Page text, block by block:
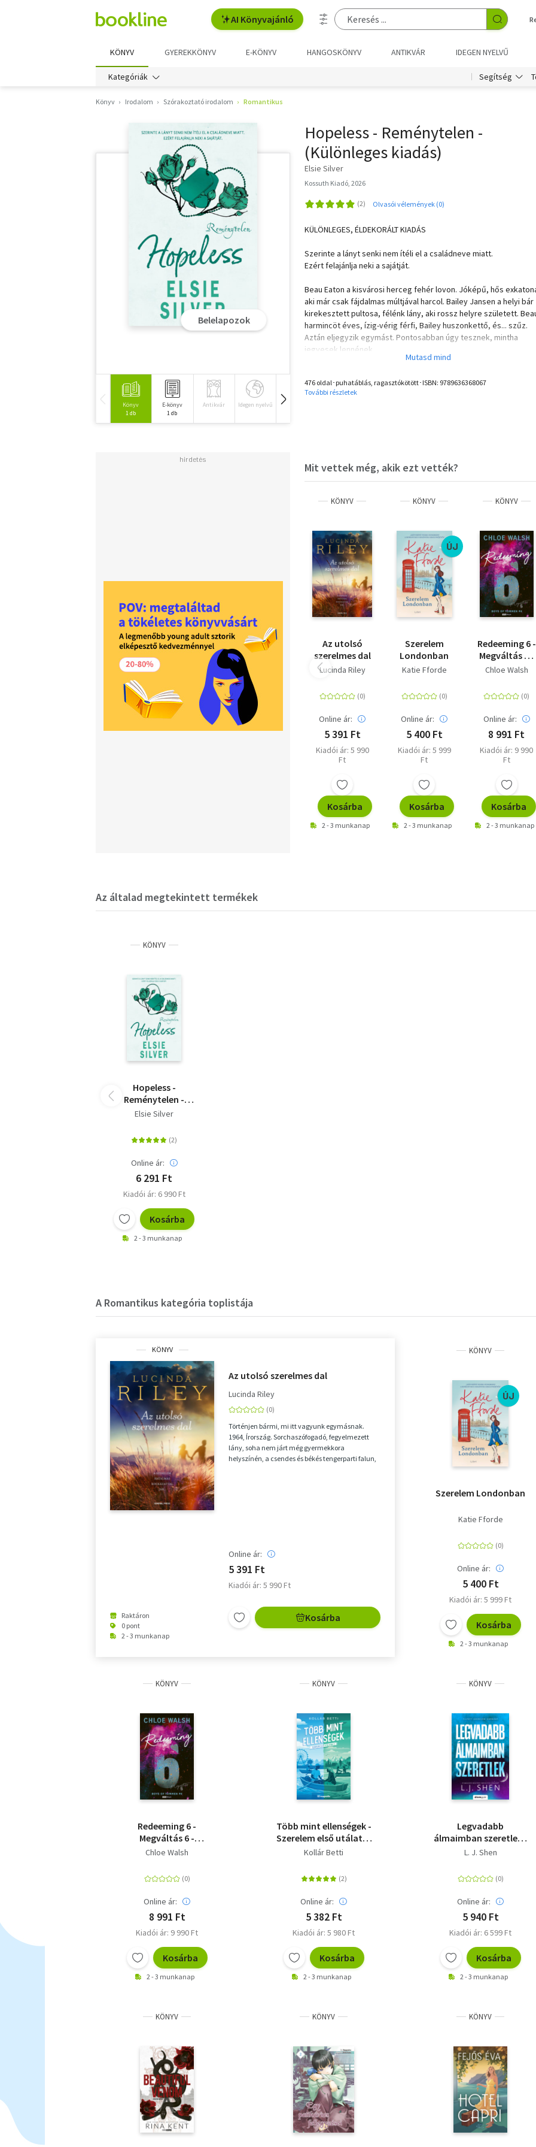
AI Könyvajánló
KÖNYV GYEREKKÖNYV E-KÖNYV HANGOSKÖNYV ANTIKVÁR IDEGEN NYELVŰ
Kategóriák Segítség
Könyv Irodalom Szórakoztató irodalom Romantikus
Belelapozok
Könyv
1 db
E-könyv
1 db
Antikvár Idegen nyelvű Hangoskönyv
Hopeless - Reménytelen -
(Különleges kiadás)
Elsie Silver
Kossuth Kiadó, 2026
Olvasói vélemények (0)
KÜLÖNLEGES, ÉLDEKORÁLT KIADÁS
Szerinte a lányt senki nem ítéli el a családneve miatt.
Ezért felajánlja neki a sajátját.
Beau Eaton a kisvárosi herceg fehér lovon. Jóképű, hős
aki már csak fájdalmas múltjával harcol. Bailey Jansen a helyi bár
kirekesztett pultosa, félénk lány, aki rossz helyre született.
harmincöt éves, ízig-vérig férfi, Bailey huszonkettő, és... szűz.
Aztán eljegyzik egymást. Pontosabban úgy tesznek, mintha
jegyesek lennének.
Fogadásnak indul, amit Beau mindenáron meg akar nyerni, de
jegygyűrűt, követnie kell Beau-t, és úgy kell tennie, mint aki fülig
szerelmes a "vőlegényébe". Eddig elég könnyű, nem igaz?
476 oldal･puhatáblás, ragasztókötött･ISBN: 9789636368067
További részletek
Mit vettek még, akik ezt vették?
KÖNYV
Az utolsó
szerelmes dal
Lucinda Riley
Online ár:
5 391 Ft
Kiadói ár: 5 990
Ft
Kosárba
2 - 3 munkanap
KÖNYV
ÚJ
Szerelem
Londonban
Katie Fforde
Online ár:
5 400 Ft
Kiadói ár: 5 999
Ft
Kosárba
2 - 3 munkanap
KÖNYV
Redeeming 6 -
Megváltás 6 -
(Különleges
Chloe Walsh
Online ár:
8 991 Ft
Kiadói ár: 9 990
Ft
Kosárba
2 - 3 munkanap
Az általad megtekintett termékek
KÖNYV
Hopeless -
Reménytelen -
(Különleges kiadás)
Elsie Silver
Online ár:
6 291 Ft
Kiadói ár: 6 990 Ft
Kosárba
2 - 3 munkanap
A Romantikus kategória toplistája
KÖNYV
Raktáron
0 pont
2 - 3 munkanap
Az utolsó szerelmes dal
Lucinda Riley
Történjen bármi, mi itt vagyunk egymásnak.
1964, Írország. Sorchaszófogadó, fegyelmezett
lány, soha nem járt még gyermekkora
helyszínén, a csendes és békés tengerparti falun,
Online ár:
5 391 Ft
Kiadói ár: 5 990 Ft
Kosárba
KÖNYV
ÚJ
Szerelem Londonban
Katie Fforde
Online ár:
5 400 Ft
Kiadói ár: 5 999 Ft
Kosárba
2 - 3 munkanap
KÖNYV
Redeeming 6 -
Megváltás 6 -
(Különleges kiadás)
Chloe Walsh
Online ár:
8 991 Ft
Kiadói ár: 9 990 Ft
Kosárba
2 - 3 munkanap
KÖNYV
Több mint ellenségek -
Szerelem első utálatra
2. - (Különleges kiadás)
Kollár Betti
Online ár:
5 382 Ft
Kiadói ár: 5 980 Ft
Kosárba
2 - 3 munkanap
KÖNYV
Legvadabb
álmaimban szeretlek -
(Különleges kiadás)
L. J. Shen
Online ár:
5 940 Ft
Kiadói ár: 6 599 Ft
Kosárba
2 - 3 munkanap
KÖNYV KÖNYV KÖNYV